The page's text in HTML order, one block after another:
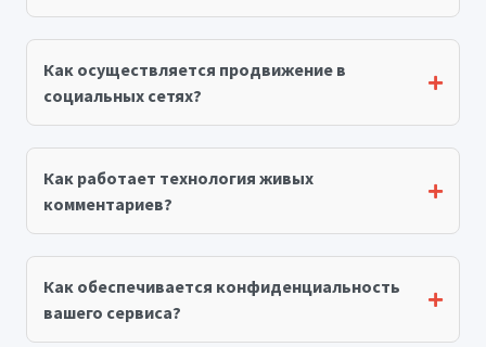
Как осуществляется продвижение в
социальных сетях?
Как работает технология живых
комментариев?
Как обеспечивается конфиденциальность
вашего сервиса?